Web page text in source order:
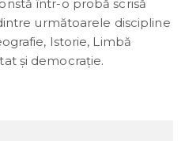
într-o probă scrisă
următoarele discipline
Istorie, Limbă
și democrație.